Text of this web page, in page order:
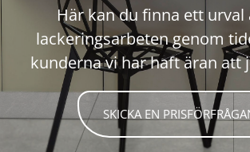
Här kan du finna ett urval
lackeringsarbeten genom
kunderna vi har haft äran att
SKICKA EN